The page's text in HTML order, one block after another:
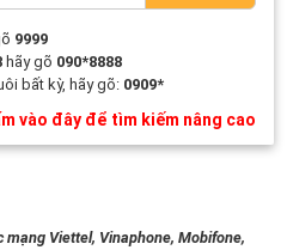
9999
hãy gõ 090*8888
bất kỳ, hãy gõ: 0909*
vào đây để tìm kiếm nâng cao
mạng Viettel, Vinaphone, Mobifone,